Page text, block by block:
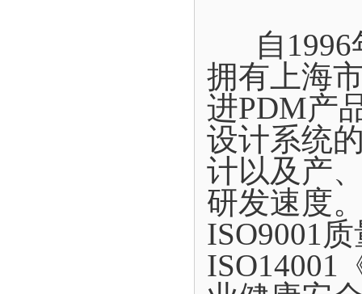
自1996
拥有上海
进PDM产
设计系统
计以及产
研发速度
ISO9001
ISO14001